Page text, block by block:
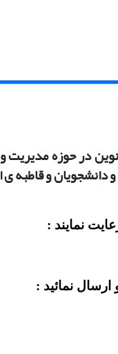
نوین در حوزه
و قاطبه
نمایند :